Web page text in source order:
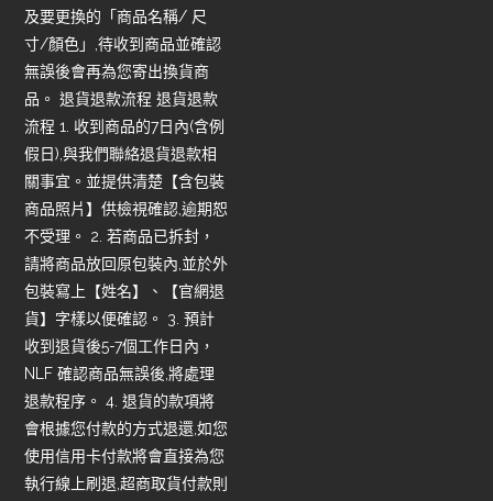
及要更換的「商品名稱/ 尺
寸/顏色」,待收到商品並確認
無誤後會再為您寄出換貨商
品。 退貨退款流程 退貨退款
流程 1. 收到商品的7日內(含例
假日),與我們聯絡退貨退款相
關事宜。並提供清楚【含包裝
商品照片】供檢視確認,逾期恕
不受理。 2. 若商品已拆封，
請將商品放回原包裝內,並於外
包裝寫上【姓名】、【官網退
貨】字樣以便確認。 3. 預計
收到退貨後5-7個工作日內，
NLF 確認商品無誤後,將處理
退款程序。 4. 退貨的款項將
會根據您付款的方式退還,如您
使用信用卡付款將會直接為您
執行線上刷退,超商取貨付款則